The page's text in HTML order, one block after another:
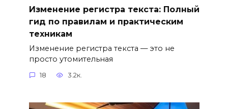
Изменение регистра текста: Полный
гид по правилам и практическим
техникам
Изменение регистра текста — это не
просто утомительная
18 3.2к.